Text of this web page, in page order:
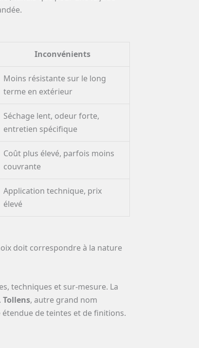
Inconvénients
Moins résistante sur le long
terme en extérieur
Séchage lent, odeur forte,
entretien spécifique
Coût plus élevé, parfois moins
couvrante
Application technique, prix
élevé
doit correspondre à la nature
techniques et sur-mesure. La
Tollens, autre grand nom
de teintes et de finitions.